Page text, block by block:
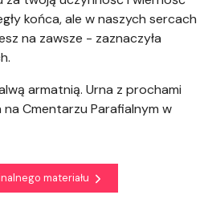
końca, ale w naszych sercach
na zawsze - zaznaczyła
armatnią. Urna z prochami
na Cmentarzu Parafialnym w
materiału